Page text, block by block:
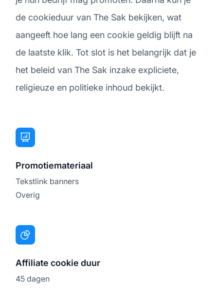
de cookieduur van The Sak bekijken, wat
aangeeft hoe lang een cookie geldig blijft na
de laatste klik. Tot slot is het belangrijk dat je
het beleid van The Sak inzake expliciete,
religieuze en politieke inhoud bekijkt.
Promotiemateriaal
Tekstlink banners
Overig
Affiliate cookie duur
45 dagen